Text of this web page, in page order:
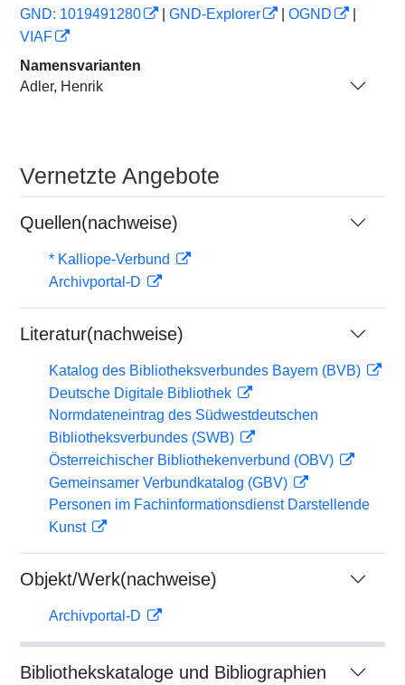
GND: 1019491280
GND-Explorer OGND
VIAF
Namensvarianten
Adler, Henrik
Vernetzte Angebote
Quellen(nachweise)
* Kalliope-Verbund
Archivportal-D
Literatur(nachweise)
Katalog des Bibliotheksverbundes Bayern (BVB)
Deutsche Digitale Bibliothek
Normdateneintrag des Südwestdeutschen
Bibliotheksverbundes (SWB)
Österreichischer Bibliothekenverbund (OBV)
Gemeinsamer Verbundkatalog (GBV)
Personen im Fachinformationsdienst Darstellende
Kunst
Objekt/Werk(nachweise)
Archivportal-D
Bibliothekskataloge und Bibliographien